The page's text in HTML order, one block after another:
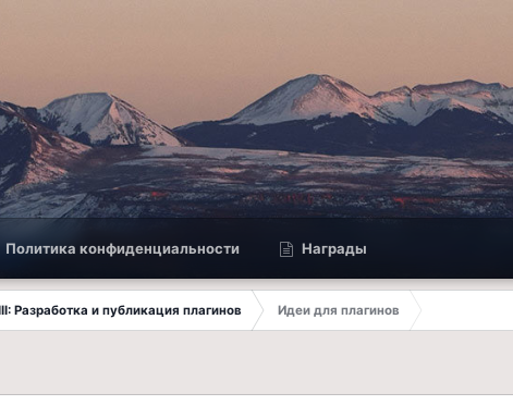
Политика конфиденциальности Награды
Разработка и публикация плагинов
Идеи для плагинов